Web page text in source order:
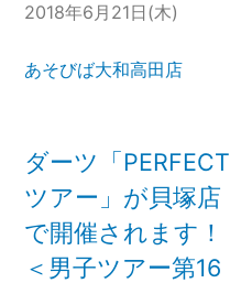
2018年6月21日(木)
あそびば大和高田店
ダーツ「PERFECT
ツアー」が貝塚店
で開催されます！
＜男子ツアー第16